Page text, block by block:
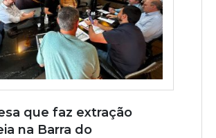
que faz extração
na Barra do